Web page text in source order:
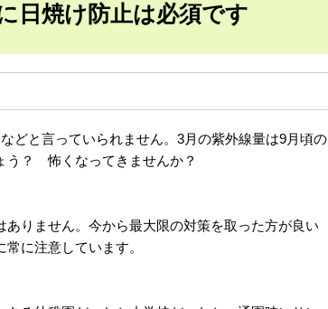
日焼け防止は必須です
どと言っていられません。3月の紫外線量は9月頃の
う？ 怖くなってきませんか？
りません。今から最大限の対策を取った方が良い
に注意しています。